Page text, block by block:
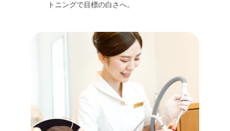
トニングで目標の白さへ。